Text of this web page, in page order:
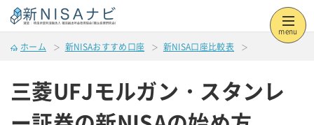
menu
ホーム 新NISAおすすめ口座 新NISA口座比較表
三菱UFJモルガン・スタンレ